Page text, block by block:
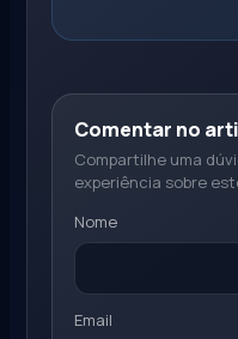
Comentar no
Compartilhe uma
experiência sobre
Nome
Email